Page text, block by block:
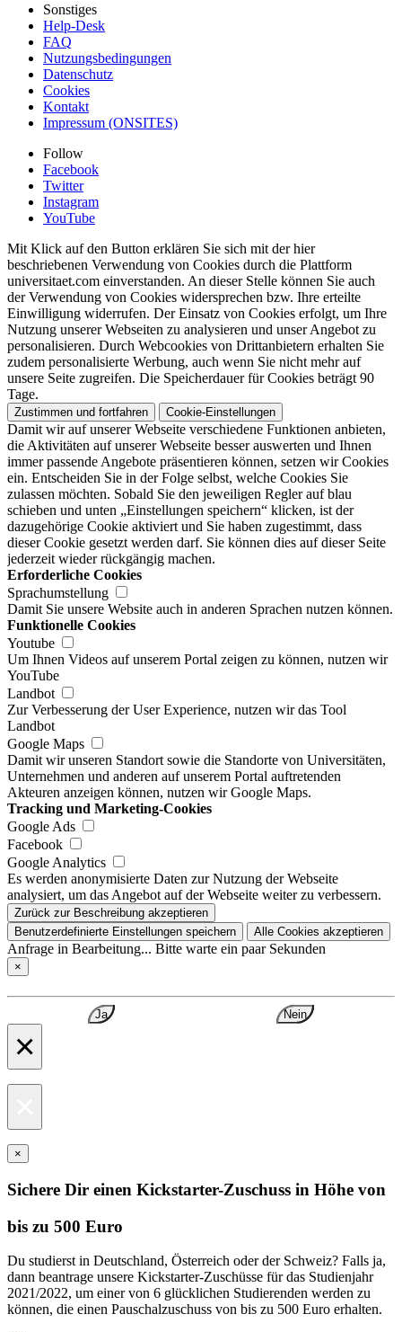
Sonstiges
Help-Desk
FAQ
Nutzungsbedingungen
Datenschutz
Cookies
Kontakt
Impressum (ONSITES)
Follow
Facebook
Twitter
Instagram
YouTube
Mit Klick auf den Button erklären Sie sich mit der hier
beschriebenen Verwendung von Cookies durch die Plattform
universitaet.com einverstanden. An dieser Stelle können Sie auch
der Verwendung von Cookies widersprechen bzw. Ihre erteilte
Einwilligung widerrufen. Der Einsatz von Cookies erfolgt, um Ihre
Nutzung unserer Webseiten zu analysieren und unser Angebot zu
personalisieren. Durch Webcookies von Drittanbietern erhalten Sie
zudem personalisierte Werbung, auch wenn Sie nicht mehr auf
unsere Seite zugreifen. Die Speicherdauer für Cookies beträgt 90
Tage.
Zustimmen und fortfahren Cookie-Einstellungen
Damit wir auf unserer Webseite verschiedene Funktionen anbieten,
die Aktivitäten auf unserer Webseite besser auswerten und Ihnen
immer passende Angebote präsentieren können, setzen wir Cookies
ein. Entscheiden Sie in der Folge selbst, welche Cookies Sie
zulassen möchten. Sobald Sie den jeweiligen Regler auf blau
schieben und unten „Einstellungen speichern“ klicken, ist der
dazugehörige Cookie aktiviert und Sie haben zugestimmt, dass
dieser Cookie gesetzt werden darf. Sie können dies auf dieser Seite
jederzeit wieder rückgängig machen.
Erforderliche Cookies
Sprachumstellung
Damit Sie unsere Website auch in anderen Sprachen nutzen können.
Funktionelle Cookies
Youtube
Um Ihnen Videos auf unserem Portal zeigen zu können, nutzen wir
YouTube
Landbot
Zur Verbesserung der User Experience, nutzen wir das Tool
Landbot
Google Maps
Damit wir unseren Standort sowie die Standorte von Universitäten,
Unternehmen und anderen auf unserem Portal auftretenden
Akteuren anzeigen können, nutzen wir Google Maps.
Tracking und Marketing-Cookies
Google Ads
Facebook
Google Analytics
Es werden anonymisierte Daten zur Nutzung der Webseite
analysiert, um das Angebot auf der Webseite weiter zu verbessern.
Zurück zur Beschreibung akzeptieren
Benutzerdefinierte Einstellungen speichern
Alle Cookies akzeptieren
Anfrage in Bearbeitung... Bitte warte ein paar Sekunden
×
Ja Nein
×
×
Sichere Dir einen Kickstarter-Zuschuss in Höhe von
bis zu 500 Euro
Du studierst in Deutschland, Österreich oder der Schweiz? Falls ja,
dann beantrage unsere Kickstarter-Zuschüsse für das Studienjahr
2021/2022, um einer von 6 glücklichen Studierenden werden zu
können, die einen Pauschalzuschuss von bis zu 500 Euro erhalten.